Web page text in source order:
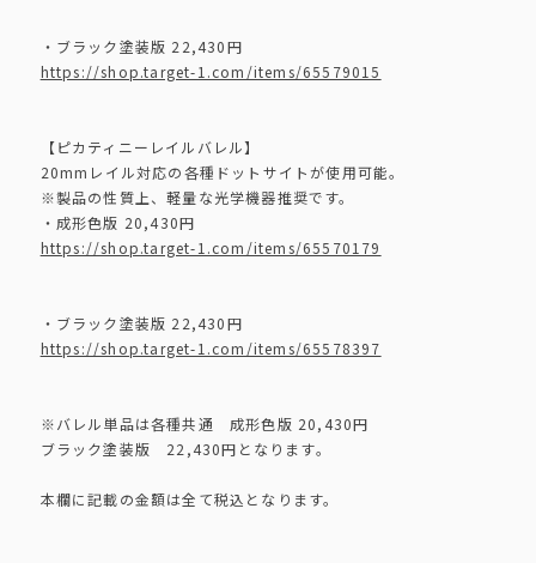
・ブラック塗装版 22,430円
https://shop.target-1.com/items/65579015
【ピカティニーレイルバレル】
20mmレイル対応の各種ドットサイトが使用可能。
※製品の性質上、軽量な光学機器推奨です。
・成形色版 20,430円
https://shop.target-1.com/items/65570179
・ブラック塗装版 22,430円
https://shop.target-1.com/items/65578397
※バレル単品は各種共通 成形色版 20,430円
ブラック塗装版 22,430円となります。
本欄に記載の金額は全て税込となります。